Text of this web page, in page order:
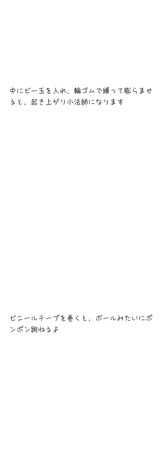
中にビー玉を入れ、輪ゴムで縛って膨らませ
ると、起き上がり小法師になります
ビニールテープを巻くと、ボールみたいにポ
ンポン跳ねるよ